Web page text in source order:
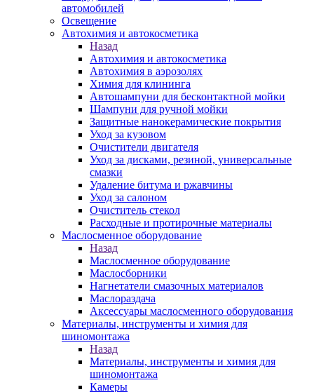
автомобилей
Освещение
Автохимия и автокосметика
Назад
Автохимия и автокосметика
Автохимия в аэрозолях
Химия для клининга
Автошампуни для бесконтактной мойки
Шампуни для ручной мойки
Защитные нанокерамические покрытия
Уход за кузовом
Очистители двигателя
Уход за дисками, резиной, универсальные
смазки
Удаление битума и ржавчины
Уход за салоном
Очиститель стекол
Расходные и протирочные материалы
Маслосменное оборудование
Назад
Маслосменное оборудование
Маслосборники
Нагнетатели смазочных материалов
Маслораздача
Аксессуары маслосменного оборудования
Материалы, инструменты и химия для
шиномонтажа
Назад
Материалы, инструменты и химия для
шиномонтажа
Камеры